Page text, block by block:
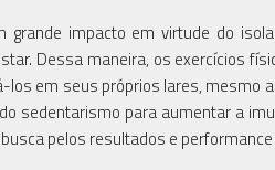
impacto em virtude do
Dessa maneira, os exercícios
los em seus próprios lares,
sedentarismo para aumentar a
pelos resultados e